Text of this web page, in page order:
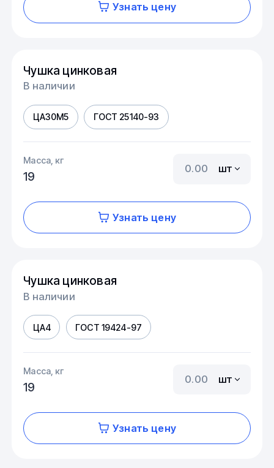
Узнать цену
Чушка цинковая
В наличии
ЦА30М5 ГОСТ 25140-93
Масса, кг
19
шт
Узнать цену
Чушка цинковая
В наличии
ЦА4 ГОСТ 19424-97
Масса, кг
19
шт
Узнать цену